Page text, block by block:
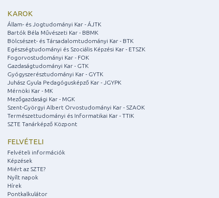
KAROK
Állam- és Jogtudományi Kar - ÁJTK
Bartók Béla Művészeti Kar - BBMK
Bölcsészet- és Társadalomtudományi Kar - BTK
Egészségtudományi és Szociális Képzési Kar - ETSZK
Fogorvostudományi Kar - FOK
Gazdaságtudományi Kar - GTK
Gyógyszerésztudományi Kar - GYTK
Juhász Gyula Pedagógusképző Kar - JGYPK
Mérnöki Kar - MK
Mezőgazdasági Kar - MGK
Szent-Györgyi Albert Orvostudományi Kar - SZAOK
Természettudományi és Informatikai Kar - TTIK
SZTE Tanárképző Központ
FELVÉTELI
Felvételi információk
Képzések
Miért az SZTE?
Nyílt napok
Hírek
Pontkalkulátor